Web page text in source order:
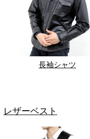
長袖シャツ
レザーベスト